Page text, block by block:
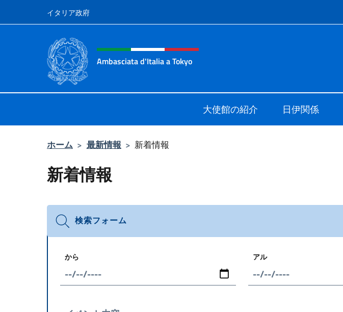
コンテンツへスキップ
イタリア政府
Header, social and menu of site
Ambasciata d'Italia a Tokyo
大使館の紹介 日伊関係
ホーム > 最新情報 > 新着情報
新着情報
検索フォーム
から アル